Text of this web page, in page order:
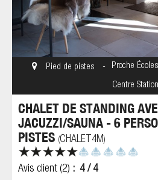
Pied de pistes Proche
Centre Station
CHALET DE STANDING
JACUZZI/SAUNA - 6
PISTES (CHALET4M)
Avis client (2) 4 / 4